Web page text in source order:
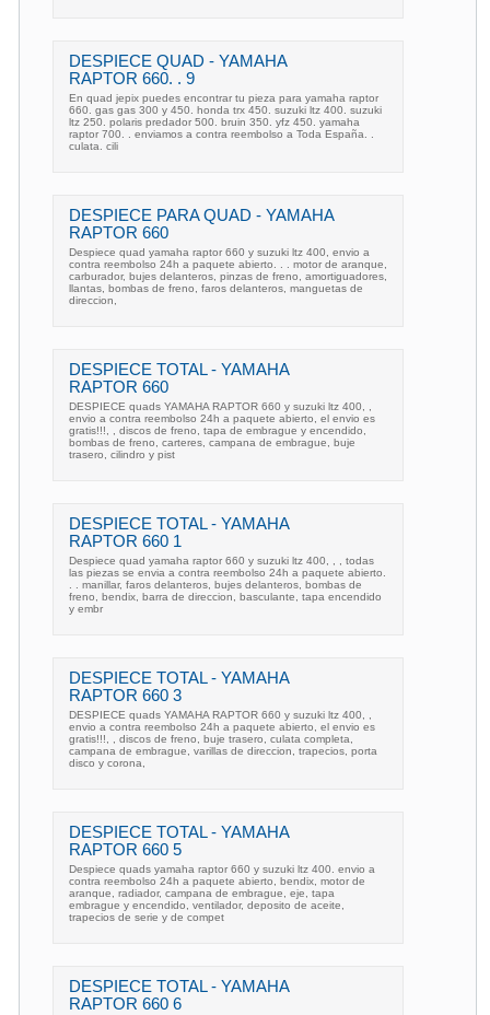
DESPIECE QUAD - YAMAHA
RAPTOR 660. . 9
En quad jepix puedes encontrar tu pieza para yamaha raptor
660. gas gas 300 y 450. honda trx 450. suzuki ltz 400. suzuki
ltz 250. polaris predador 500. bruin 350. yfz 450. yamaha
raptor 700. . enviamos a contra reembolso a Toda España. .
culata. cili
DESPIECE PARA QUAD - YAMAHA
RAPTOR 660
Despiece quad yamaha raptor 660 y suzuki ltz 400, envio a
contra reembolso 24h a paquete abierto. . . motor de aranque,
carburador, bujes delanteros, pinzas de freno, amortiguadores,
llantas, bombas de freno, faros delanteros, manguetas de
direccion,
DESPIECE TOTAL - YAMAHA
RAPTOR 660
DESPIECE quads YAMAHA RAPTOR 660 y suzuki ltz 400, ,
envio a contra reembolso 24h a paquete abierto, el envio es
gratis!!!, , discos de freno, tapa de embrague y encendido,
bombas de freno, carteres, campana de embrague, buje
trasero, cilindro y pist
DESPIECE TOTAL - YAMAHA
RAPTOR 660 1
Despiece quad yamaha raptor 660 y suzuki ltz 400, , , todas
las piezas se envia a contra reembolso 24h a paquete abierto.
. . manillar, faros delanteros, bujes delanteros, bombas de
freno, bendix, barra de direccion, basculante, tapa encendido
y embr
DESPIECE TOTAL - YAMAHA
RAPTOR 660 3
DESPIECE quads YAMAHA RAPTOR 660 y suzuki ltz 400, ,
envio a contra reembolso 24h a paquete abierto, el envio es
gratis!!!, , discos de freno, buje trasero, culata completa,
campana de embrague, varillas de direccion, trapecios, porta
disco y corona,
DESPIECE TOTAL - YAMAHA
RAPTOR 660 5
Despiece quads yamaha raptor 660 y suzuki ltz 400. envio a
contra reembolso 24h a paquete abierto, bendix, motor de
aranque, radiador, campana de embrague, eje, tapa
embrague y encendido, ventilador, deposito de aceite,
trapecios de serie y de compet
DESPIECE TOTAL - YAMAHA
RAPTOR 660 6